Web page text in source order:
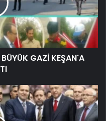
GAZİ KEŞAN'A